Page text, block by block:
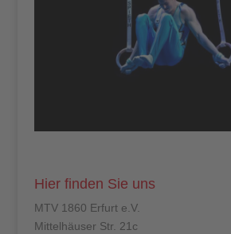
Hier finden Sie uns
MTV 1860 Erfurt e.V.
Mittelhäuser Str. 21c